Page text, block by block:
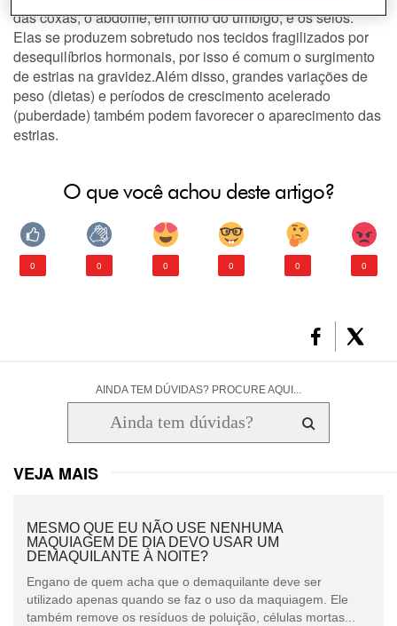
CONSULTORIA DE PRODUTOS GARNIER
das coxas; o abdome, em torno do umbigo; e os seios.
Elas se produzem sobretudo nos tecidos fragilizados por
desequilíbrios hormonais, por isso é comum o surgimento
de estrias na gravidez.Além disso, grandes variações de
peso (dietas) e períodos de crescimento acelerado
(puberdade) também podem favorecer o aparecimento das
estrias.
O que você achou deste artigo?
0 0 0 0 0 0
AINDA TEM DÚVIDAS? PROCURE AQUI...
VEJA MAIS
MESMO QUE EU NÃO USE NENHUMA
MAQUIAGEM DE DIA DEVO USAR UM
DEMAQUILANTE À NOITE?
Engano de quem acha que o demaquilante deve ser
utilizado apenas quando se faz o uso da maquiagem. Ele
também remove os resíduos de poluição, células mortas...